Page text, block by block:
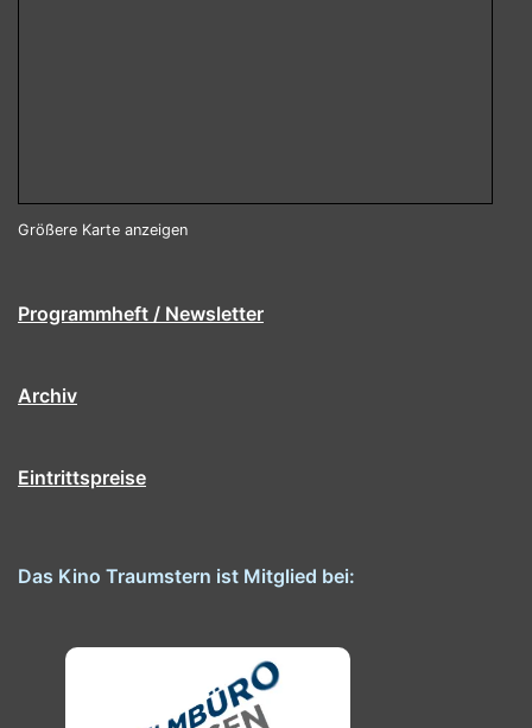
Größere Karte anzeigen
Programmheft / Newsletter
Archiv
Eintrittspreise
Das Kino Traumstern ist Mitglied bei: